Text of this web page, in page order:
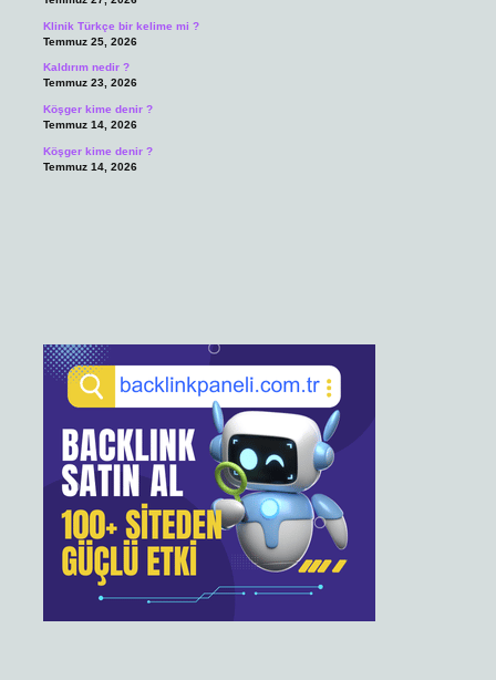
Klinik Türkçe bir kelime mi ?
Temmuz 25, 2026
Kaldırım nedir ?
Temmuz 23, 2026
Köşger kime denir ?
Temmuz 14, 2026
Köşger kime denir ?
Temmuz 14, 2026